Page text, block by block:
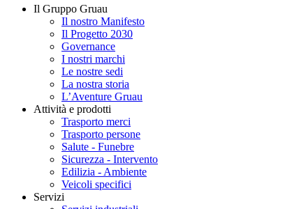
Il Gruppo Gruau
Il nostro Manifesto
Il Progetto 2030
Governance
I nostri marchi
Le nostre sedi
La nostra storia
L’Aventure Gruau
Attività e prodotti
Trasporto merci
Trasporto persone
Salute - Funebre
Sicurezza - Intervento
Edilizia - Ambiente
Veicoli specifici
Servizi